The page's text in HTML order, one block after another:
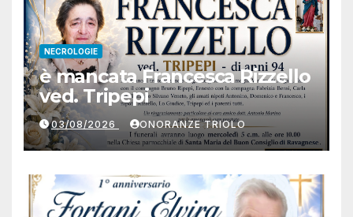
NECROLOGIE
è mancata Francesca Rizzello
ved. Tripepi
03/08/2026 ONORANZE TRIOLO